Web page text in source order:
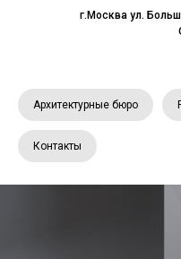
г.Москва ул.
Архитектурные бюро
Контакты